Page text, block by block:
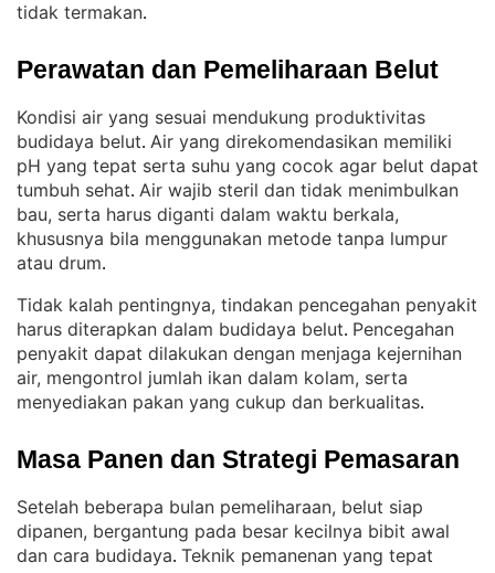
tidak termakan.
Perawatan dan Pemeliharaan Belut
Kondisi air yang sesuai mendukung produktivitas
budidaya belut. Air yang direkomendasikan memiliki
pH yang tepat serta suhu yang cocok agar belut dapat
tumbuh sehat. Air wajib steril dan tidak menimbulkan
bau, serta harus diganti dalam waktu berkala,
khususnya bila menggunakan metode tanpa lumpur
atau drum.
Tidak kalah pentingnya, tindakan pencegahan penyakit
harus diterapkan dalam budidaya belut. Pencegahan
penyakit dapat dilakukan dengan menjaga kejernihan
air, mengontrol jumlah ikan dalam kolam, serta
menyediakan pakan yang cukup dan berkualitas.
Masa Panen dan Strategi Pemasaran
Setelah beberapa bulan pemeliharaan, belut siap
dipanen, bergantung pada besar kecilnya bibit awal
dan cara budidaya. Teknik pemanenan yang tepat